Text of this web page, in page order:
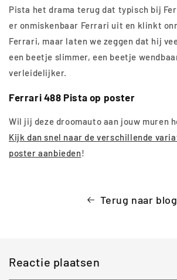
Pista het drama terug dat typisch bij
er onmiskenbaar Ferrari uit en klinkt
Ferrari, maar laten we zeggen dat hij
een beetje slimmer, een beetje
verleidelijker.
Ferrari 488 Pista op poster
Wil jij deze droomauto aan jouw muren
Kijk dan snel naar de verschillende
poster aanbieden!
Terug naar blog
Reactie plaatsen